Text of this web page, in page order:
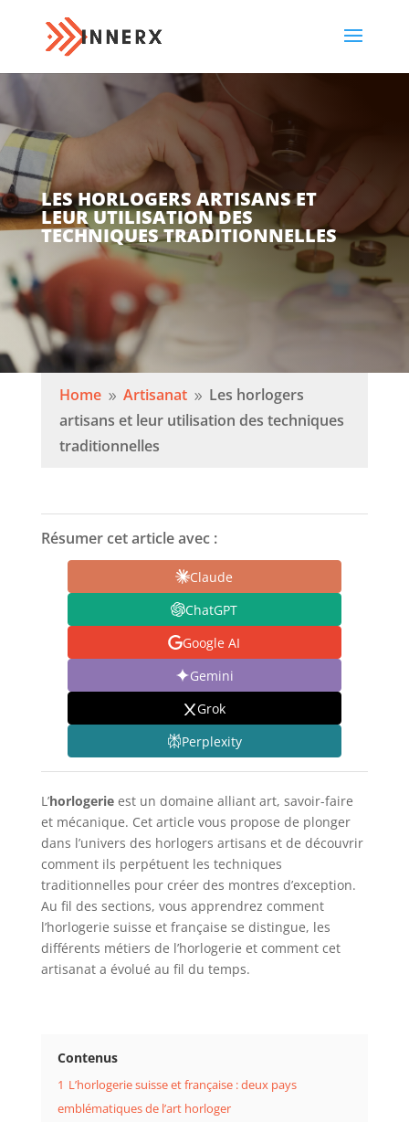
LES HORLOGERS ARTISANS ET
LEUR UTILISATION DES
TECHNIQUES TRADITIONNELLES
Home 9 Artisanat 9 Les horlogers
artisans et leur utilisation des techniques
traditionnelles
Résumer cet article avec :
Claude
ChatGPT
Google AI
Gemini
Grok
Perplexity
L’horlogerieest un domaine alliant art, savoir-faire
et mécanique. Cet article vous propose de plonger
dans l’univers des horlogers artisans et de découvrir
comment ils perpétuent les techniques
traditionnelles pour créer des montres d’exception.
Au fil des sections, vous apprendrez comment
l’horlogerie suisse et française se distingue, les
différents métiers de l’horlogerie et comment cet
artisanat a évolué au fil du temps.
Contenus
1 L’horlogerie suisse et française : deux pays
emblématiques de l’art horloger